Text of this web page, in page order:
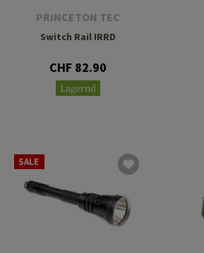
PRINCETON TEC
Switch Rail IRRD
CHF 82.90
Lagernd
SALE